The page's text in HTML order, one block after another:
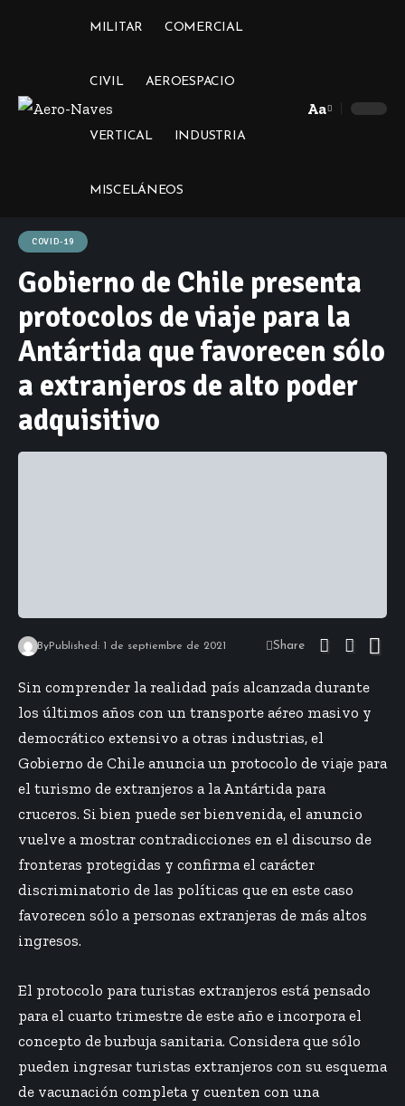
MILITAR COMERCIAL
CIVIL AEROESPACIO
VERTICAL INDUSTRIA
MISCELÁNEOS
Font
Aa
COVID-19
Gobierno de Chile presenta
protocolos de viaje para la
Antártida que favorecen sólo
a extranjeros de alto poder
adquisitivo
ByPublished: 1 de septiembre de 2021 Share
Sin comprender la realidad país alcanzada durante
los últimos años con un transporte aéreo masivo y
democrático extensivo a otras industrias, el
Gobierno de Chile anuncia un protocolo de viaje para
el turismo de extranjeros a la Antártida para
cruceros. Si bien puede ser bienvenida, el anuncio
vuelve a mostrar contradicciones en el discurso de
fronteras protegidas y confirma el carácter
discriminatorio de las políticas que en este caso
favorecen sólo a personas extranjeras de más altos
ingresos.
El protocolo para turistas extranjeros está pensado
para el cuarto trimestre de este año e incorpora el
concepto de burbuja sanitaria. Considera que sólo
pueden ingresar turistas extranjeros con su esquema
de vacunación completa y cuenten con una